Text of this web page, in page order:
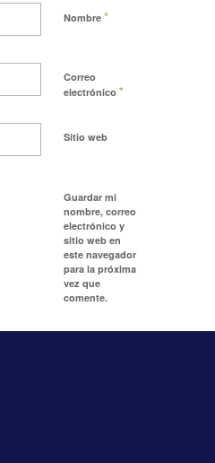
Nombre *
Correo
electrónico *
Sitio web
Guardar mi
nombre, correo
electrónico y
sitio web en
este navegador
para la próxima
vez que
comente.